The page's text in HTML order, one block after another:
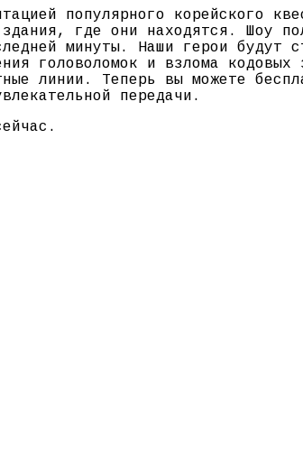
популярного корейского
где они находятся. Шоу
минуты. Наши герои будут
головоломок и взлома
линии. Теперь вы можете
передачи.